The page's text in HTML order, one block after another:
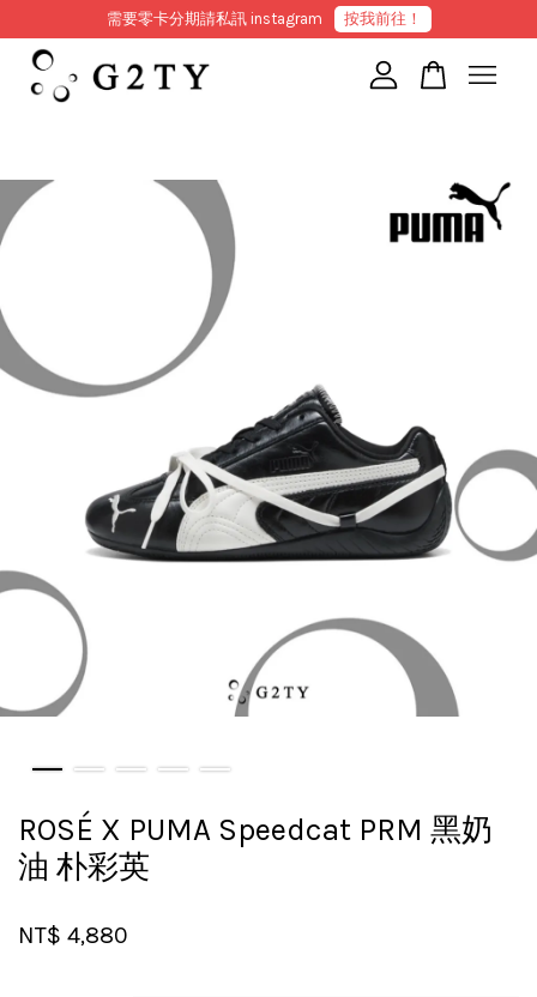
需要零卡分期請私訊 instagram 按我前往！
ROSÉ X PUMA Speedcat PRM 黑奶
油 朴彩英
NT$ 4,880